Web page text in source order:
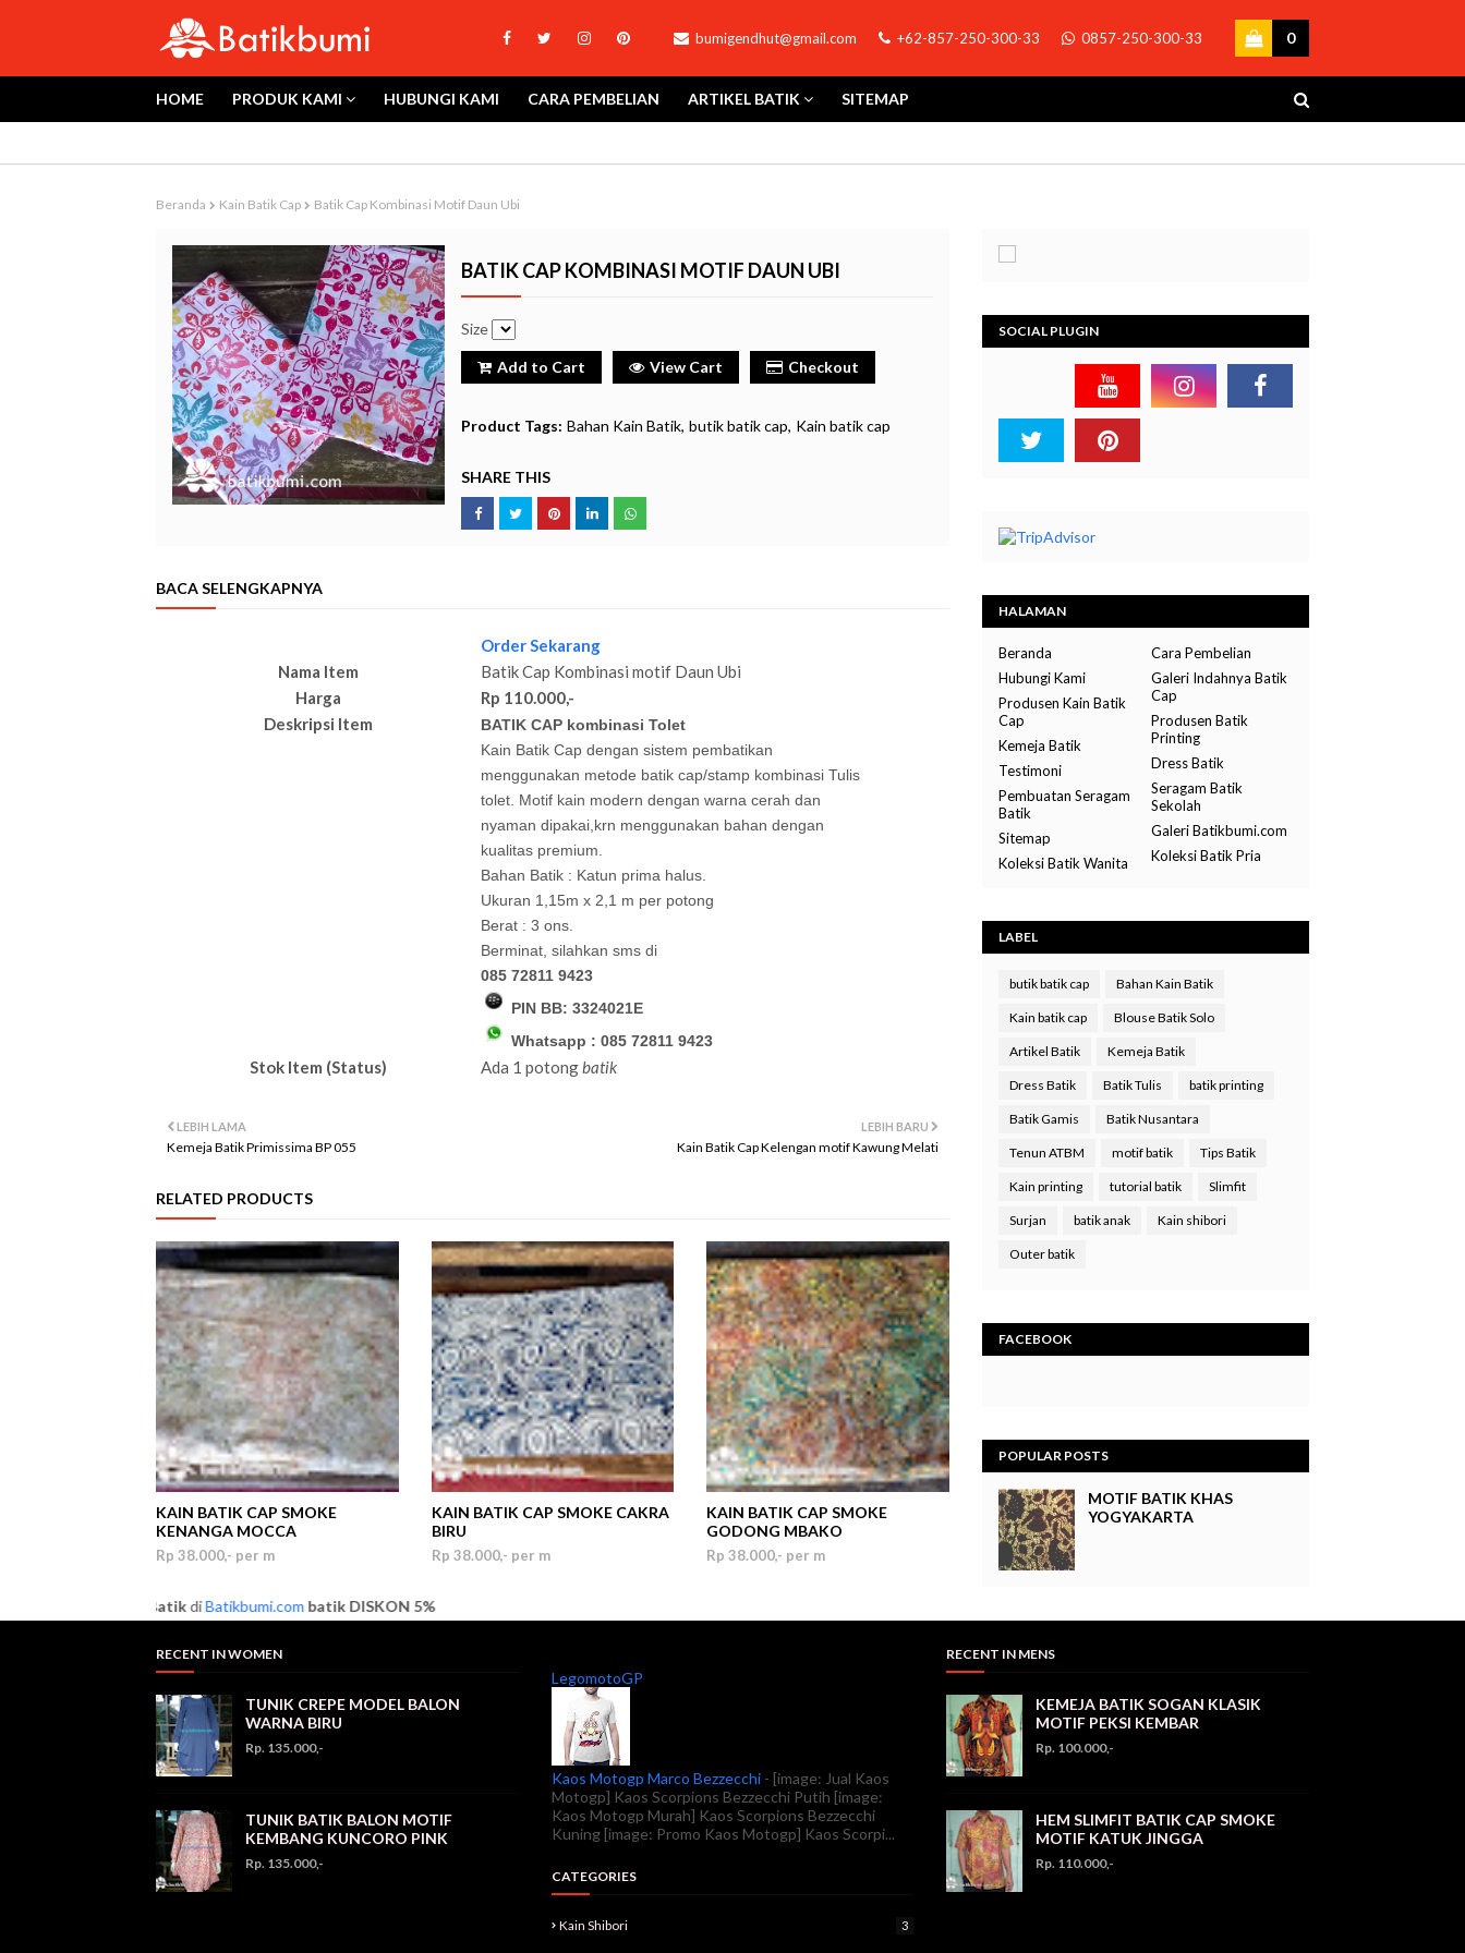
bumigendhut@gmail.com +62-857-250-300-33 0857-250-300-33 0
HOME PRODUK KAMI HUBUNGI KAMI CARA PEMBELIAN ARTIKEL BATIK SITEMAP
Beranda Kain Batik Cap Batik Cap Kombinasi Motif Daun Ubi
BATIK CAP KOMBINASI MOTIF DAUN UBI
Size
Add to Cart View Cart Checkout
Product Tags: Bahan Kain Batik butik batik cap Kain batik cap
SHARE THIS
BACA SELENGKAPNYA
Order Sekarang
Nama Item
Batik Cap Kombinasi motif Daun Ubi
Harga
Rp 110.000,-
Deskripsi Item
BATIK CAP kombinasi Tolet
Kain Batik Cap dengan sistem pembatikan
menggunakan metode batik cap/stamp kombinasi Tulis
tolet. Motif kain modern dengan warna cerah dan
nyaman dipakai,krn menggunakan bahan dengan
kualitas premium.
Bahan Batik : Katun prima halus.
Ukuran 1,15m x 2,1 m per potong
Berat : 3 ons.
Berminat, silahkan sms di
085 72811 9423
PIN BB: 3324021E
Whatsapp : 085 72811 9423
Stok Item (Status) Ada 1 potongbatik
LEBIH BARU
Kain Batik Cap Kelengan motif Kawung Melati
LEBIH LAMA
Kemeja Batik Primissima BP 055
RELATED PRODUCTS
KAIN BATIK CAP SMOKE
KENANGA MOCCA
Rp 38.000,- per m
KAIN BATIK CAP SMOKE CAKRA
BIRU
Rp 38.000,- per m
KAIN BATIK CAP SMOKE
GODONG MBAKO
Rp 38.000,- per m
diBatikbumi.combatikDISKON 5%
SOCIAL PLUGIN
HALAMAN
Beranda
Cara Pembelian
Hubungi Kami
Galeri Indahnya Batik
Cap
Produsen Kain Batik
Cap
Produsen Batik
Printing
Kemeja Batik
Dress Batik
Testimoni
Seragam Batik
Sekolah
Pembuatan Seragam
Batik
Galeri Batikbumi.com
Sitemap
Koleksi Batik Pria
Koleksi Batik Wanita
LABEL
butik batik cap Bahan Kain Batik
Kain batik cap Blouse Batik Solo
Artikel Batik Kemeja Batik
Dress Batik Batik Tulis batik printing
Batik Gamis Batik Nusantara
Tenun ATBM motif batik Tips Batik
Kain printing tutorial batik Slimfit
Surjan batik anak Kain shibori
Outer batik
FACEBOOK
POPULAR POSTS
MOTIF BATIK KHAS
YOGYAKARTA
RECENT IN WOMEN
TUNIK CREPE MODEL BALON
WARNA BIRU
Rp. 135.000,-
TUNIK BATIK BALON MOTIF
KEMBANG KUNCORO PINK
Rp. 135.000,-
LegomotoGP
Kaos Motogp Marco Bezzecchi - [image: Jual Kaos
Motogp] Kaos Scorpions Bezzecchi Putih [image:
Kaos Motogp Murah] Kaos Scorpions Bezzecchi
Kuning [image: Promo Kaos Motogp] Kaos Scorpi...
CATEGORIES
Kain Shibori 3
RECENT IN MENS
KEMEJA BATIK SOGAN KLASIK
MOTIF PEKSI KEMBAR
Rp. 100.000,-
HEM SLIMFIT BATIK CAP SMOKE
MOTIF KATUK JINGGA
Rp. 110.000,-